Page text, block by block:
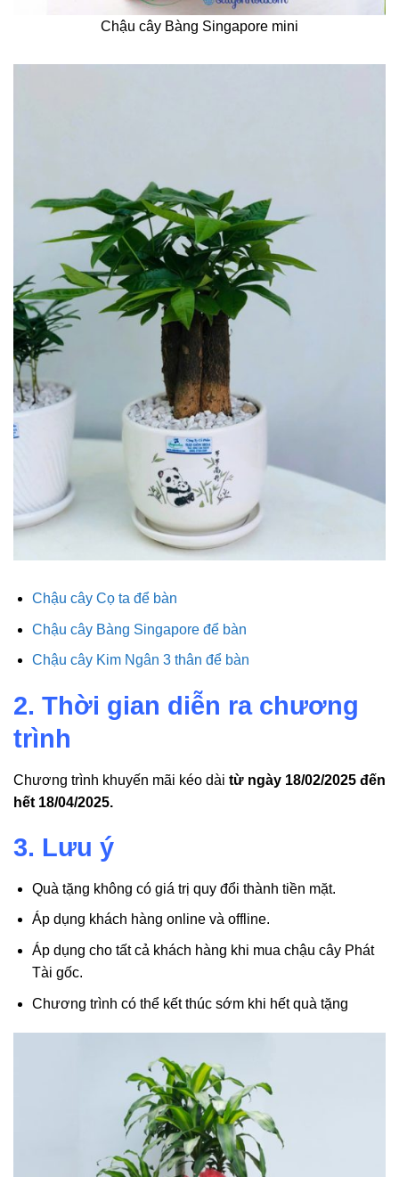
Chậu cây Bàng Singapore mini
Chậu cây Cọ ta để bàn
Chậu cây Bàng Singapore để bàn
Chậu cây Kim Ngân 3 thân để bàn
2. Thời gian diễn ra chương
trình
Chương trình khuyến mãi kéo dài từ ngày 18/02/2025 đến
hết 18/04/2025.
3. Lưu ý
Quà tặng không có giá trị quy đổi thành tiền mặt.
Áp dụng khách hàng online và offline.
Áp dụng cho tất cả khách hàng khi mua chậu cây Phát
Tài gốc.
Chương trình có thể kết thúc sớm khi hết quà tặng